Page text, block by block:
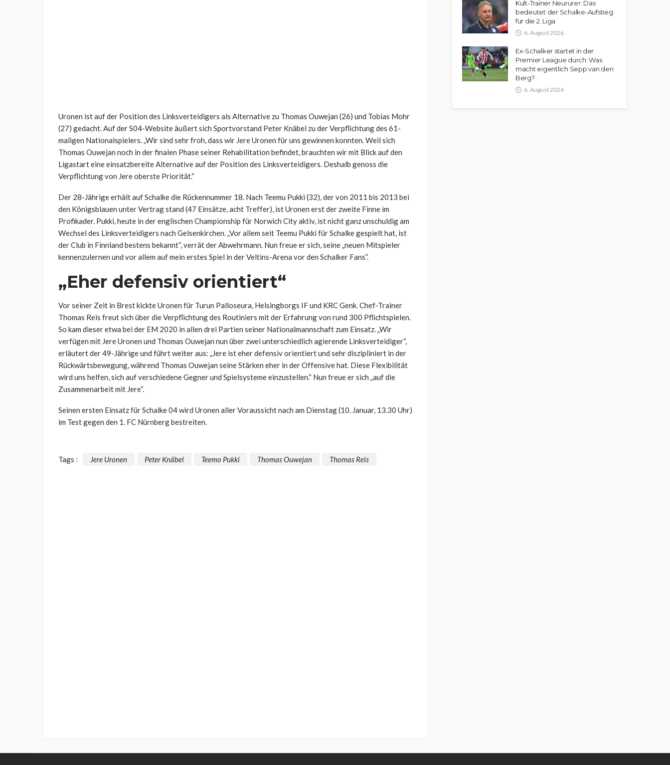
Uronen ist auf der Position des Linksverteidigers als Alternative zu Thomas Ouwejan (26) und Tobias Mohr
(27) gedacht. Auf der S04-Website äußert sich Sportvorstand Peter Knäbel zu der Verpflichtung des 61-
maligen Nationalspielers. „Wir sind sehr froh, dass wir Jere Uronen für uns gewinnen konnten. Weil sich
Thomas Ouwejan noch in der finalen Phase seiner Rehabilitation befindet, brauchten wir mit Blick auf den
Ligastart eine einsatzbereite Alternative auf der Position des Linksverteidigers. Deshalb genoss die
Verpflichtung von Jere oberste Priorität.“
Der 28-Jährige erhält auf Schalke die Rückennummer 18. Nach Teemu Pukki (32), der von 2011 bis 2013 bei
den Königsblauen unter Vertrag stand (47 Einsätze, acht Treffer), ist Uronen erst der zweite Finne im
Profikader. Pukki, heute in der englischen Championship für Norwich City aktiv, ist nicht ganz unschuldig am
Wechsel des Linksverteidigers nach Gelsenkirchen. „Vor allem seit Teemu Pukki für Schalke gespielt hat, ist
der Club in Finnland bestens bekannt“, verrät der Abwehrmann. Nun freue er sich, seine „neuen Mitspieler
kennenzulernen und vor allem auf mein erstes Spiel in der Veltins-Arena vor den Schalker Fans”.
„Eher defensiv orientiert“
Vor seiner Zeit in Brest kickte Uronen für Turun Palloseura, Helsingborgs IF und KRC Genk. Chef-Trainer
Thomas Reis freut sich über die Verpflichtung des Routiniers mit der Erfahrung von rund 300 Pflichtspielen.
So kam dieser etwa bei der EM 2020 in allen drei Partien seiner Nationalmannschaft zum Einsatz. „Wir
verfügen mit Jere Uronen und Thomas Ouwejan nun über zwei unterschiedlich agierende Linksverteidiger“,
erläutert der 49-Jährige und führt weiter aus: „Jere ist eher defensiv orientiert und sehr diszipliniert in der
Rückwärtsbewegung, während Thomas Ouwejan seine Stärken eher in der Offensive hat. Diese Flexibilität
wird uns helfen, sich auf verschiedene Gegner und Spielsysteme einzustellen.“ Nun freue er sich „auf die
Zusammenarbeit mit Jere“.
Seinen ersten Einsatz für Schalke 04 wird Uronen aller Voraussicht nach am Dienstag (10. Januar, 13.30 Uhr)
im Test gegen den 1. FC Nürnberg bestreiten.
Tags : Jere Uronen Peter Knäbel Teemo Pukki Thomas Ouwejan Thomas Reis
Kult-Trainer Neururer: Das
bedeutet der Schalke-Aufstieg
für die 2. Liga
6. August 2026
Ex-Schalker startet in der
Premier League durch: Was
macht eigentlich Sepp van den
Berg?
6. August 2026